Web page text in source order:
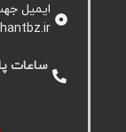
ایمیل